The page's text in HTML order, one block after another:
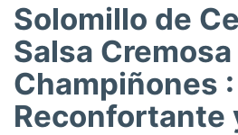
Solomillo de
Salsa
Champiñones
Reconfortante